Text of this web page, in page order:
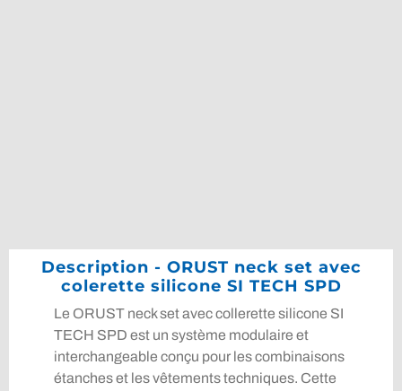
Description - ORUST neck set avec
colerette silicone SI TECH SPD
Le ORUST neck set avec collerette silicone SI
TECH SPD est un système modulaire et
interchangeable conçu pour les combinaisons
étanches et les vêtements techniques. Cette